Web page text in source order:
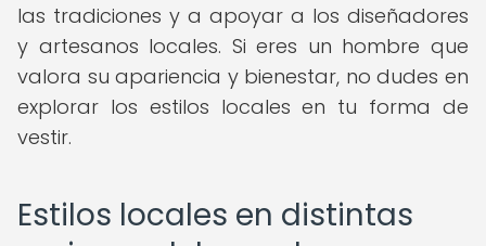
las tradiciones y a apoyar a los diseñadores
y artesanos locales. Si eres un hombre que
valora su apariencia y bienestar, no dudes en
explorar los estilos locales en tu forma de
vestir.
Estilos locales en distintas